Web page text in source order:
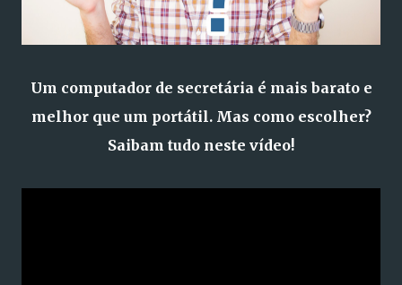
Um computador de secretária é mais barato e
melhor que um portátil. Mas como escolher?
Saibam tudo neste vídeo!